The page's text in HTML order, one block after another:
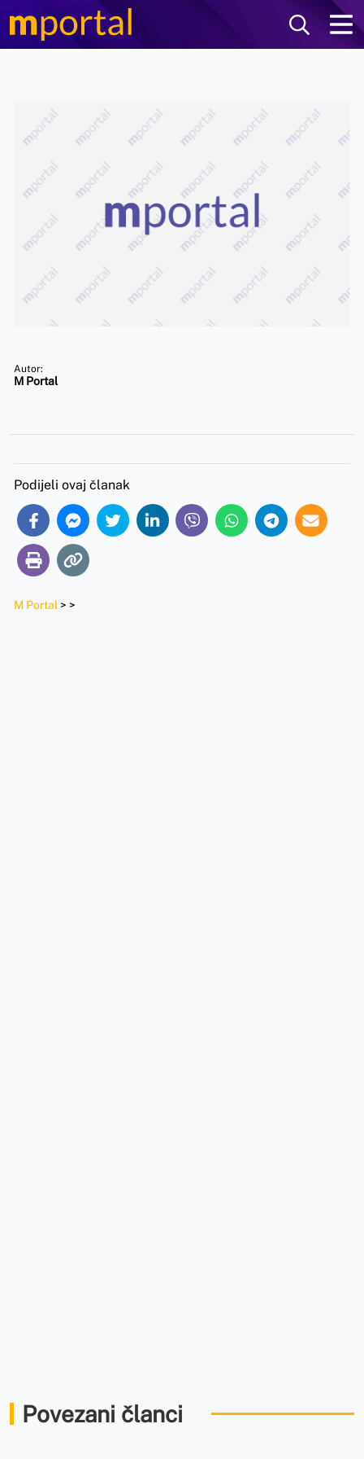
Autor:
M Portal
Podijeli ovaj članak
M Portal > >
Povezani članci